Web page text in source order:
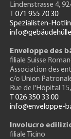
Lindenstrasse 4,
T 071 955 70 30
Spezialisten-
Enveloppe des
filiale Suisse
Association des
c/o Union
Rue de l'Hôpital 15
T 026 350 33 00
info@enveloppe-
Involucro
filiale Ticino